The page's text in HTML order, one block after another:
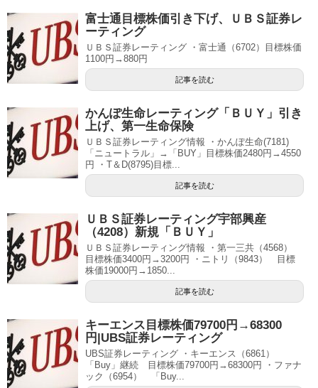
富士通目標株価引き下げ、ＵＢＳ証券レ
ーティング
ＵＢＳ証券レーティング ・富士通（6702）目標株価
1100円→880円
記事を読む
かんぽ生命レーティング「ＢＵＹ」引き
上げ、第一生命保険
ＵＢＳ証券レーティング情報 ・かんぽ生命(7181)
「ニュートラル」→「BUY」目標株価2480円→4550
円 ・T＆D(8795)目標...
記事を読む
ＵＢＳ証券レーティング宇部興産
（4208）新規「ＢＵＹ」
ＵＢＳ証券レーティング情報 ・第一三共（4568）
目標株価3400円→3200円 ・ニトリ（9843） 目標
株価19000円→1850...
記事を読む
キーエンス目標株価79700円→68300
円|UBS証券レーティング
UBS証券レーティング ・キーエンス（6861）
「Buy」継続 目標株価79700円→68300円 ・ファナ
ック（6954） 「Buy...